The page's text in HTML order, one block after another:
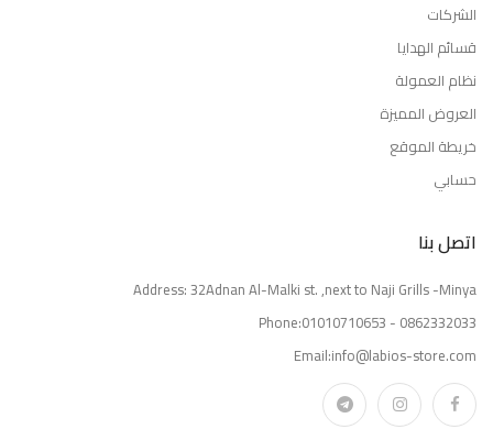
الشركات
قسائم الهدايا
نظام العمولة
العروض المميزة
خريطة الموقع
حسابي
اتصل بنا
Address: 32Adnan Al-Malki st. ,next to Naji Grills -Minya
Phone:01010710653 - 0862332033
Email:info@labios-store.com